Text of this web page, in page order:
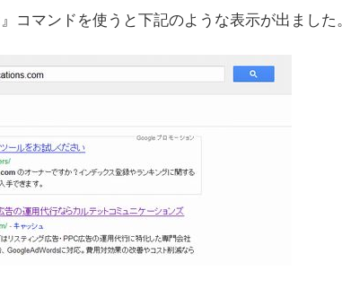
コマンドを使うと下記のような表示が出ました。